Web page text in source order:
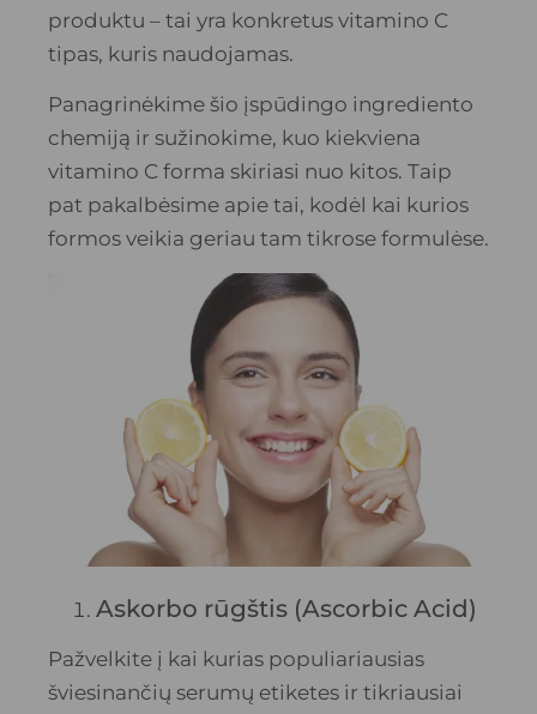
produktu – tai yra konkretus vitamino C
tipas, kuris naudojamas.
Panagrinėkime šio įspūdingo ingrediento
chemiją ir sužinokime, kuo kiekviena
vitamino C forma skiriasi nuo kitos. Taip
pat pakalbėsime apie tai, kodėl kai kurios
formos veikia geriau tam tikrose formulėse.
Askorbo rūgštis (Ascorbic Acid)
Pažvelkite į kai kurias populiariausias
šviesinančių serumų etiketes ir tikriausiai